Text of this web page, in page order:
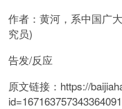
作者：黄河，系中国广
究员)
告发/反应
原文链接：https://